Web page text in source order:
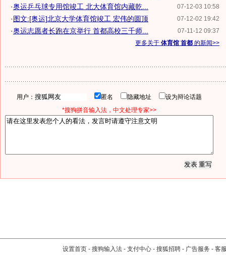
07-12-03 10:58
·奥运乒乓球专用馆竣工 北大体育馆内藏乾...
07-12-02 19:42
·图文:[奥运]北京大学体育馆竣工 宏伟的圆顶
07-11-12 09:37
·奥运志愿者长跑在京举行 首都高校三千师...
更多关于 体育馆 首都 的新闻>>
用户： 匿名 隐藏地址
设为辩论话题
*搜狗拼音输入法，中文处理专家>>
设置首页 - 搜狗输入法 - 支付中心 - 搜狐招聘 - 广告服务 - 客